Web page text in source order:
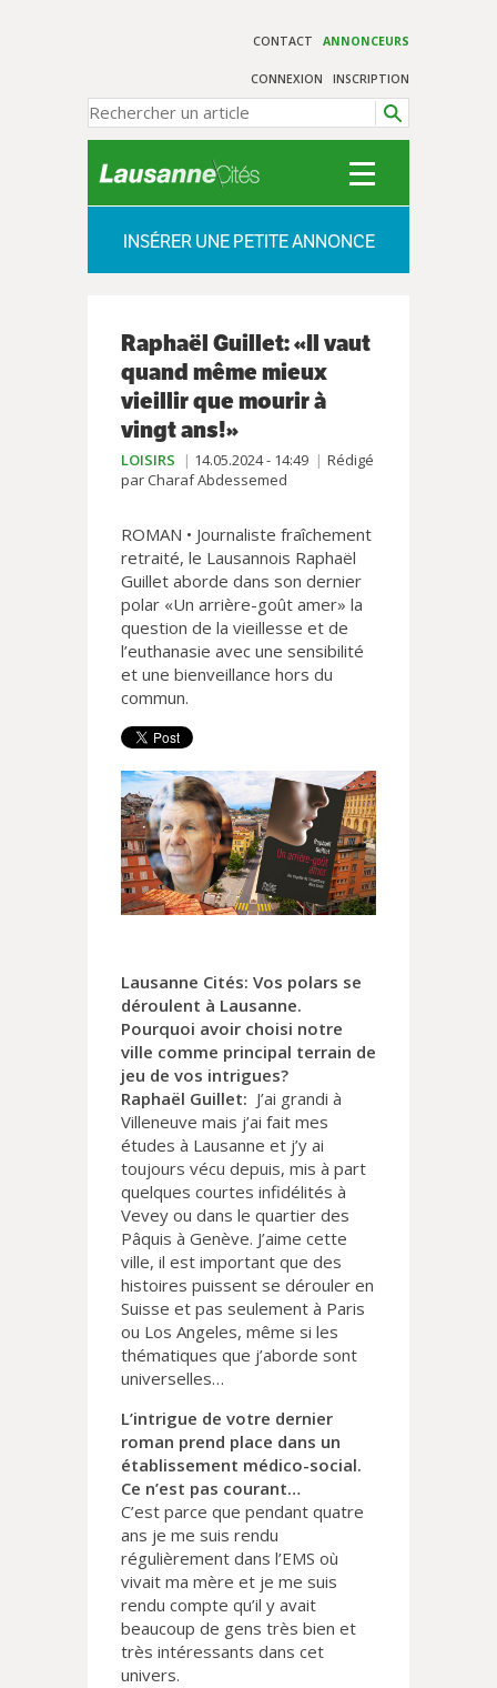
CONTACT ANNONCEURS
CONNEXION INSCRIPTION
INSÉRER UNE PETITE ANNONCE
Raphaël Guillet: «Il vaut
quand même mieux
vieillir que mourir à
vingt ans!»
LOISIRS 14.05.2024 - 14:49
Rédigé
par Charaf Abdessemed
ROMAN • Journaliste fraîchement
retraité, le Lausannois Raphaël
Guillet aborde dans son dernier
polar «Un arrière-goût amer» la
question de la vieillesse et de
l’euthanasie avec une sensibilité
et une bienveillance hors du
commun.
Lausanne Cités: Vos polars se
déroulent à Lausanne.
Pourquoi avoir choisi notre
ville comme principal terrain de
jeu de vos intrigues?
Raphaël Guillet: J’ai grandi à
Villeneuve mais j’ai fait mes
études à Lausanne et j’y ai
toujours vécu depuis, mis à part
quelques courtes infidélités à
Vevey ou dans le quartier des
Pâquis à Genève. J’aime cette
ville, il est important que des
histoires puissent se dérouler en
Suisse et pas seulement à Paris
ou Los Angeles, même si les
thématiques que j’aborde sont
universelles…
L’intrigue de votre dernier
roman prend place dans un
établissement médico-social.
Ce n’est pas courant…
C’est parce que pendant quatre
ans je me suis rendu
régulièrement dans l’EMS où
vivait ma mère et je me suis
rendu compte qu’il y avait
beaucoup de gens très bien et
très intéressants dans cet
univers.